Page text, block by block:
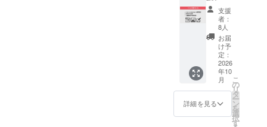
提供品
です。
スポー
ツタオ
ルです
ので首
にかけ
やす
く、汗
を大量
に吸い
ン②】
ワコン
ピ3の特
別画像
のPC用
とスマ
ホ用の
壁紙
（画像
デー
タ）の
送付と
ワコン
支援
者：
8人
お届
け予
定：
2026
年10
月
詳細を見る
こ
の
リ
タ
ー
ン
を
選
択
す